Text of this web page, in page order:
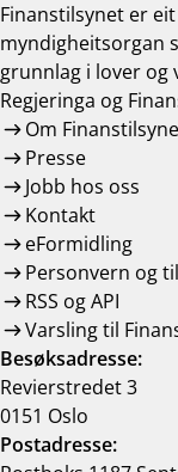
Finanstilsynet er
myndigheitsorgan
grunnlag i lover og
Regjeringa og
Om
Presse
Jobb hos oss
Kontakt
eFormidling
Personvern og
RSS og API
Varsling til
Besøksadresse:
Revierstredet 3
0151 Oslo
Postadresse: